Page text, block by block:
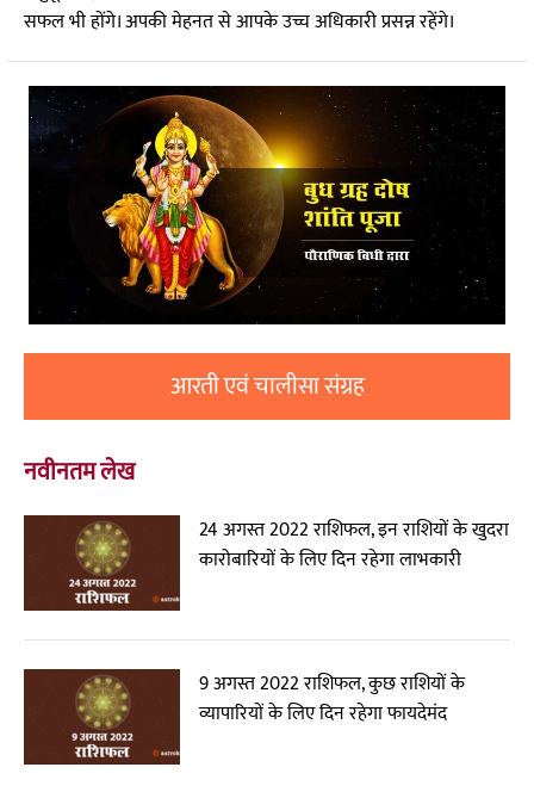
सफल भी होंगे। अपकी मेहनत से आपके उच्च अधिकारी प्रसन्न रहेंगे।
आरती एवं चालीसा संग्रह
नवीनतम लेख
24 अगस्त 2022 राशिफल, इन राशियों के खुदरा
कारोबारियों के लिए दिन रहेगा लाभकारी
9 अगस्त 2022 राशिफल, कुछ राशियों के
व्यापारियों के लिए दिन रहेगा फायदेमंद